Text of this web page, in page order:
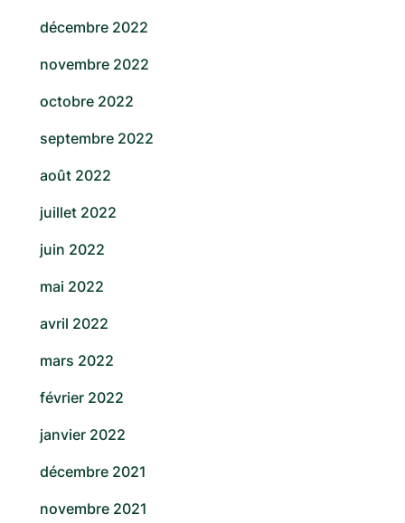
décembre 2022
novembre 2022
octobre 2022
septembre 2022
août 2022
juillet 2022
juin 2022
mai 2022
avril 2022
mars 2022
février 2022
janvier 2022
décembre 2021
novembre 2021